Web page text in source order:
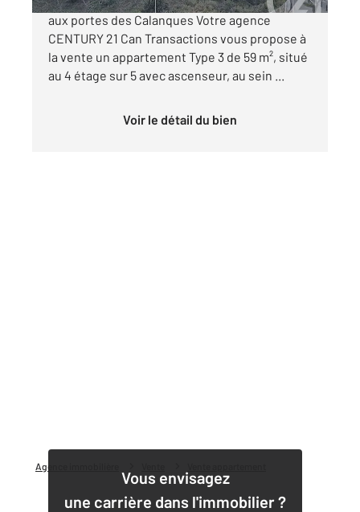
Agence immobilière
aux portes des Calanques Votre agence
CENTURY 21 Can Transactions vous propose à
la vente un appartement Type 3 de 59 m², situé
au 4 étage sur 5 avec ascenseur, au sein ...
Voir le détail du bien
Vous envisagez
une carrière dans l'immobilier ?